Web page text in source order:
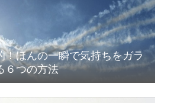
！ほんの一瞬で気持ちをガラ
６つの方法